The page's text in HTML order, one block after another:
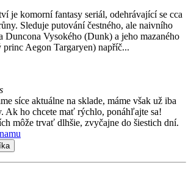
je komorní fantasy seriál, odehrávající se cca
Sleduje putování čestného, ale naivního
Duncona Vysokého (Dunk) a jeho mazaného
princ Aegon Targaryen) napříč...
síce aktuálne na sklade, máme však už iba
Ak ho chcete mať rýchlo, ponáhľajte sa!
môže trvať dlhšie, zvyčajne do šiestich dní.